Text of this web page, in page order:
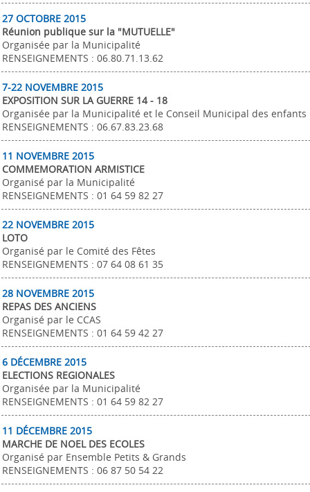
27 OCTOBRE 2015
Réunion publique sur la "MUTUELLE"
Organisée par la Municipalité
RENSEIGNEMENTS : 06.80.71.13.62
7-22 NOVEMBRE 2015
EXPOSITION SUR LA GUERRE 14 - 18
Organisée par la Municipalité et le Conseil Municipal des enfants
RENSEIGNEMENTS : 06.67.83.23.68
11 NOVEMBRE 2015
COMMEMORATION ARMISTICE
Organisé par la Municipalité
RENSEIGNEMENTS : 01 64 59 82 27
22 NOVEMBRE 2015
LOTO
Organisé par le Comité des Fêtes
RENSEIGNEMENTS : 07 64 08 61 35
28 NOVEMBRE 2015
REPAS DES ANCIENS
Organisé par le CCAS
RENSEIGNEMENTS : 01 64 59 42 27
6 DÉCEMBRE 2015
ELECTIONS REGIONALES
Organisée par la Municipalité
RENSEIGNEMENTS : 01 64 59 82 27
11 DÉCEMBRE 2015
MARCHE DE NOEL DES ECOLES
Organisé par Ensemble Petits & Grands
RENSEIGNEMENTS : 06 87 50 54 22